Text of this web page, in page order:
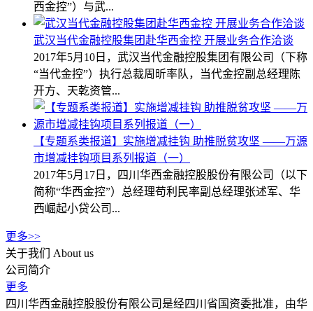
西金控”）与武...
武汉当代金融控股集团赴华西金控 开展业务合作洽谈
2017年5月10日，武汉当代金融控股集团有限公司（下称
“当代金控”）执行总裁周昕率队，当代金控副总经理陈
开方、天乾资管...
【专题系类报道】实施增减挂钩 助推脱贫攻坚 ——万源
市增减挂钩项目系列报道（一）
2017年5月17日，四川华西金融控股股份有限公司（以下
简称“华西金控”）总经理苟利民率副总经理张述军、华
西崛起小贷公司...
更多>>
关于我们
About us
公司简介
更多
四川华西金融控股股份有限公司是经四川省国资委批准，由华